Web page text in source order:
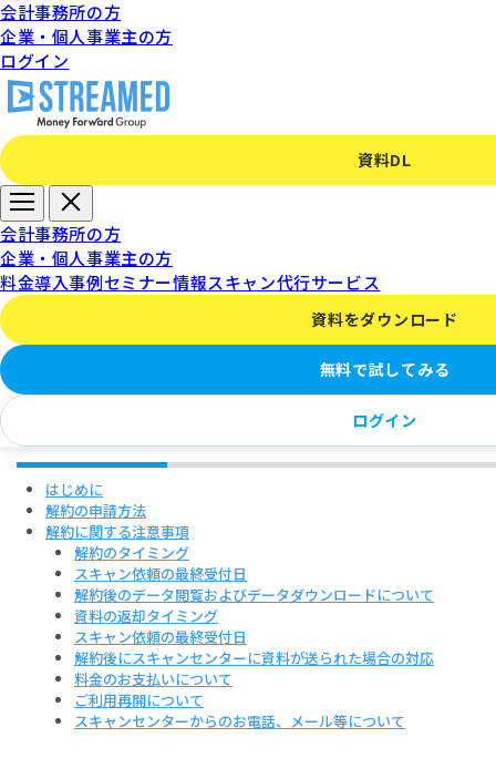
会計事務所の方
企業・個人事業主の方
ログイン
資料DL
会計事務所の方
企業・個人事業主の方
料金導入事例セミナー情報スキャン代行サービス
資料をダウンロード
無料で試してみる
ログイン
【スキャンセンター】解約
について
はじめに
解約の申請方法
解約に関する注意事項
解約のタイミング
スキャン依頼の最終受付日
解約後のデータ閲覧およびデータダウンロードについて
資料の返却タイミング
スキャン依頼の最終受付日
解約後にスキャンセンターに資料が送られた場合の対応
料金のお支払いについて
ご利用再開について
スキャンセンターからのお電話、メール等について